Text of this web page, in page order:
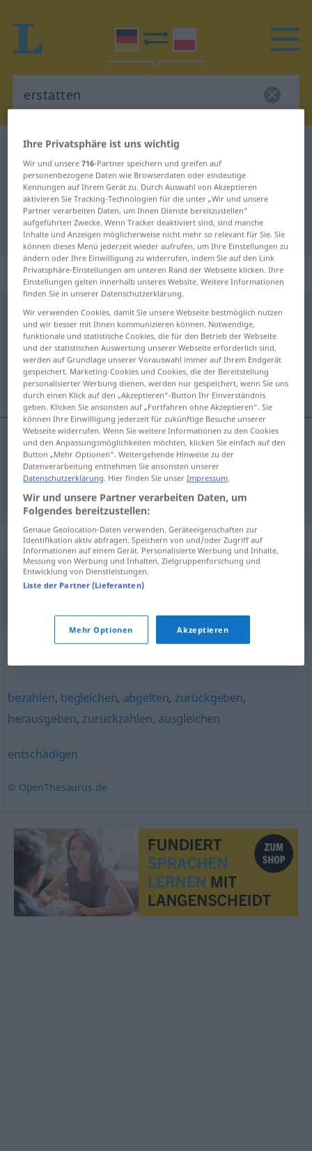
Deutsch-Polnisch Wörterbuch
Deutsch-Polnisch Übersetzung für
"erstatten"
"erstatten" Polnisch Übersetzung
„erstatten“
erstatten <-e-;erstatten>
Übersicht aller Übersetzungen
(Für mehr Details die Übersetzung anklicken/antippen)
składać, refundować
składać<złożyć> erstattenAnzeige, Bericht
refundować Kosten
Beispielsätze für "erstatten"
Anzeigeerstatten
bezahlen, begleichen, abgelten, zurückgeben,
herausgeben, zurückzahlen, ausgleichen
entschädigen
© OpenThesaurus.de
Ihre Privatsphäre ist uns wichtig
Wir und unsere716-Partner speichern und greifen auf
personenbezogene Daten wie Browserdaten oder eindeutige
Kennungen auf Ihrem Gerät zu. Durch Auswahl von Akzeptieren
aktivieren Sie Tracking-Technologien für die unter „Wir und unsere
Partner verarbeiten Daten, um Ihnen Dienste bereitzustellen“
aufgeführten Zwecke. Wenn Tracker deaktiviert sind, sind manche
Inhalte und Anzeigen möglicherweise nicht mehr so relevant für Sie. Sie
können dieses Menü jederzeit wieder aufrufen, um Ihre Einstellungen zu
ändern oder Ihre Einwilligung zu widerrufen, indem Sie auf den Link
Privatsphäre-Einstellungen am unteren Rand der Webseite klicken. Ihre
Einstellungen gelten innerhalb unseres Website. Weitere Informationen
finden Sie in unserer Datenschutzerklärung.
Wir verwenden Cookies, damit Sie unsere Webseite bestmöglich nutzen
und wir besser mit Ihnen kommunizieren können. Notwendige,
funktionale und statistische Cookies, die für den Betrieb der Webseite
und der statistischen Auswertung unserer Webseite erforderlich sind,
werden auf Grundlage unserer Vorauswahl immer auf Ihrem Endgerät
gespeichert. Marketing-Cookies und Cookies, die der Bereitstellung
personalisierter Werbung dienen, werden nur gespeichert, wenn Sie uns
durch einen Klick auf den „Akzeptieren“-Button Ihr Einverständnis
geben. Klicken Sie ansonsten auf „Fortfahren ohne Akzeptieren“. Sie
können Ihre Einwilligung jederzeit für zukünftige Besuche unserer
Webseite widerrufen. Wenn Sie weitere Informationen zu den Cookies
und den Anpassungsmöglichkeiten möchten, klicken Sie einfach auf den
Button „Mehr Optionen“. Weitergehende Hinweise zu der
Datenverarbeitung entnehmen Sie ansonsten unserer
Datenschutzerklärung. Hier finden Sie unserImpressum.
Wir und unsere Partner verarbeiten Daten, um
Folgendes bereitzustellen:
Genaue Geolocation-Daten verwenden. Geräteeigenschaften zur
Identifikation aktiv abfragen. Speichern von und/oder Zugriff auf
Informationen auf einem Gerät. Personalisierte Werbung und Inhalte,
Messung von Werbung und Inhalten, Zielgruppenforschung und
Entwicklung von Dienstleistungen.
Liste der Partner (Lieferanten)
Mehr Optionen Akzeptieren